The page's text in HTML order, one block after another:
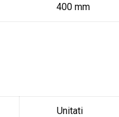
400 mm
Unitati